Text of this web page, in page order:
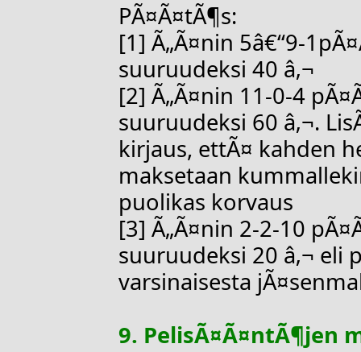
PÃ¤Ã¤tÃ¶s:
[1] Ã„Ã¤nin 5â€“9-
suuruudeksi 40 â‚¬
[2] Ã„Ã¤nin 11-0-4
suuruudeksi 60 â‚¬.
kirjaus, ettÃ¤ kahden
maksetaan
puolikas korvaus
[3] Ã„Ã¤nin 2-2-10
suuruudeksi 20 â‚¬ eli
varsinaisesta
9. PelisÃ¤Ã¤ntÃ¶jen